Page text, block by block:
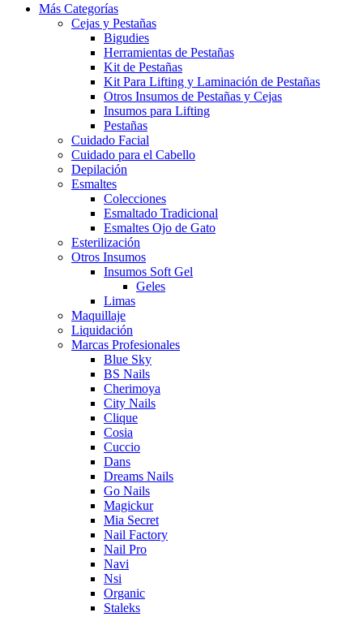
Más Categorías
Cejas y Pestañas
Bigudies
Herramientas de Pestañas
Kit de Pestañas
Kit Para Lifting y Laminación de Pestañas
Otros Insumos de Pestañas y Cejas
Insumos para Lifting
Pestañas
Cuidado Facial
Cuidado para el Cabello
Depilación
Esmaltes
Colecciones
Esmaltado Tradicional
Esmaltes Ojo de Gato
Esterilización
Otros Insumos
Insumos Soft Gel
Geles
Limas
Maquillaje
Liquidación
Marcas Profesionales
Blue Sky
BS Nails
Cherimoya
City Nails
Clique
Cosia
Cuccio
Dans
Dreams Nails
Go Nails
Magickur
Mia Secret
Nail Factory
Nail Pro
Navi
Nsi
Organic
Staleks